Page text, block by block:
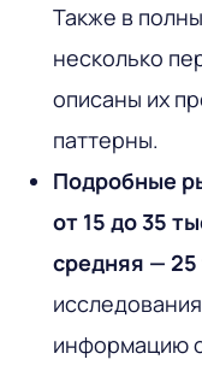
Также в
несколько
описаны их
паттерны.
Подробные
от 15 до 35
средняя —
информацию